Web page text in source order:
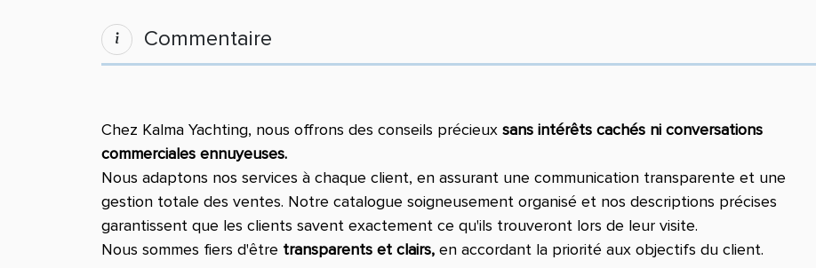
Commentaire
Chez Kalma Yachting, nous offrons des conseils précieux sans intérêts cachés ni conversations
commerciales ennuyeuses.
Nous adaptons nos services à chaque client, en assurant une communication transparente et une
gestion totale des ventes. Notre catalogue soigneusement organisé et nos descriptions précises
garantissent que les clients savent exactement ce qu'ils trouveront lors de leur visite.
Nous sommes fiers d'être transparents et clairs, en accordant la priorité aux objectifs du client.